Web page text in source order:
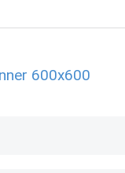
600x600